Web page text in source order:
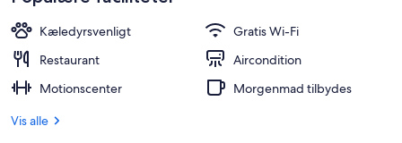
863 kr.
Kæledyrsvenligt
Gratis Wi-Fi
Restaurant
Aircondition
Motionscenter
Morgenmad tilbydes
Vis alle